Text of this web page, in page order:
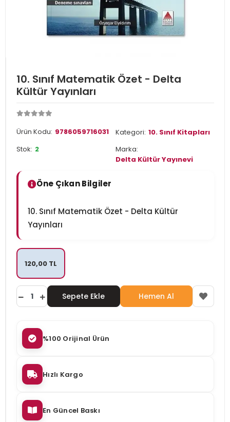
10. Sınıf Matematik Özet - Delta
Kültür Yayınları
Ürün Kodu: 9786059716031 Kategori: 10. Sınıf Kitapları
Stok: 2
Marka:
Delta Kültür Yayınevi
Öne Çıkan Bilgiler
10. Sınıf Matematik Özet - Delta Kültür
Yayınları
120,00 TL
Sepete Ekle Hemen Al
%100 Orijinal Ürün
Hızlı Kargo
En Güncel Baskı